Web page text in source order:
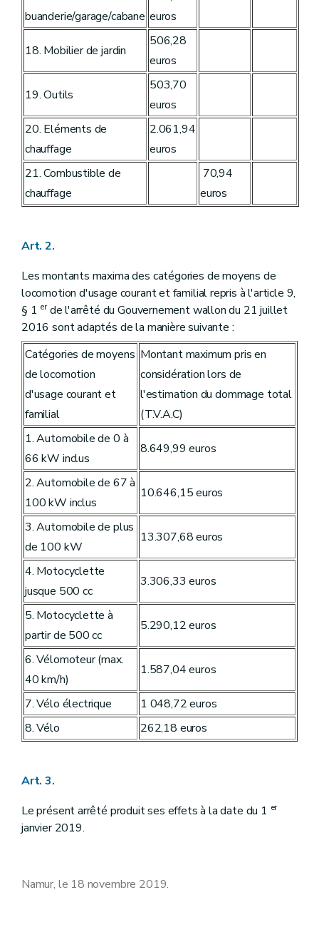
buanderie/garage/cabane euros
18. Mobilier de jardin
506,28
euros
19. Outils
503,70
euros
20. Eléments de
chauffage
2.061,94
euros
21. Combustible de
chauffage
70,94
euros
Art. 2.
Les montants maxima des catégories de moyens de
locomotion d'usage courant et familial repris à l'article 9,
§ 1 erde l'arrêté du Gouvernement wallon du 21 juillet
2016 sont adaptés de la manière suivante :
Catégories de moyens
de locomotion
d'usage courant et
familial
Montant maximum pris en
considération lors de
l'estimation du dommage total
(T.V.A.C)
1. Automobile de 0 à
66 kW inclus
8.649,99 euros
2. Automobile de 67 à
100 kW inclus
10.646,15 euros
3. Automobile de plus
de 100 kW
13.307,68 euros
4. Motocyclette
jusque 500 cc
3.306,33 euros
5. Motocyclette à
partir de 500 cc
5.290,12 euros
6. Vélomoteur (max.
40 km/h)
1.587,04 euros
7. Vélo électrique
1 048,72 euros
8. Vélo
262,18 euros
Art. 3.
Le présent arrêté produit ses effets à la date du 1 er
janvier 2019.
Namur, le 18 novembre 2019.